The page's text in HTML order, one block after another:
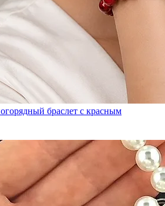
браслет с красным